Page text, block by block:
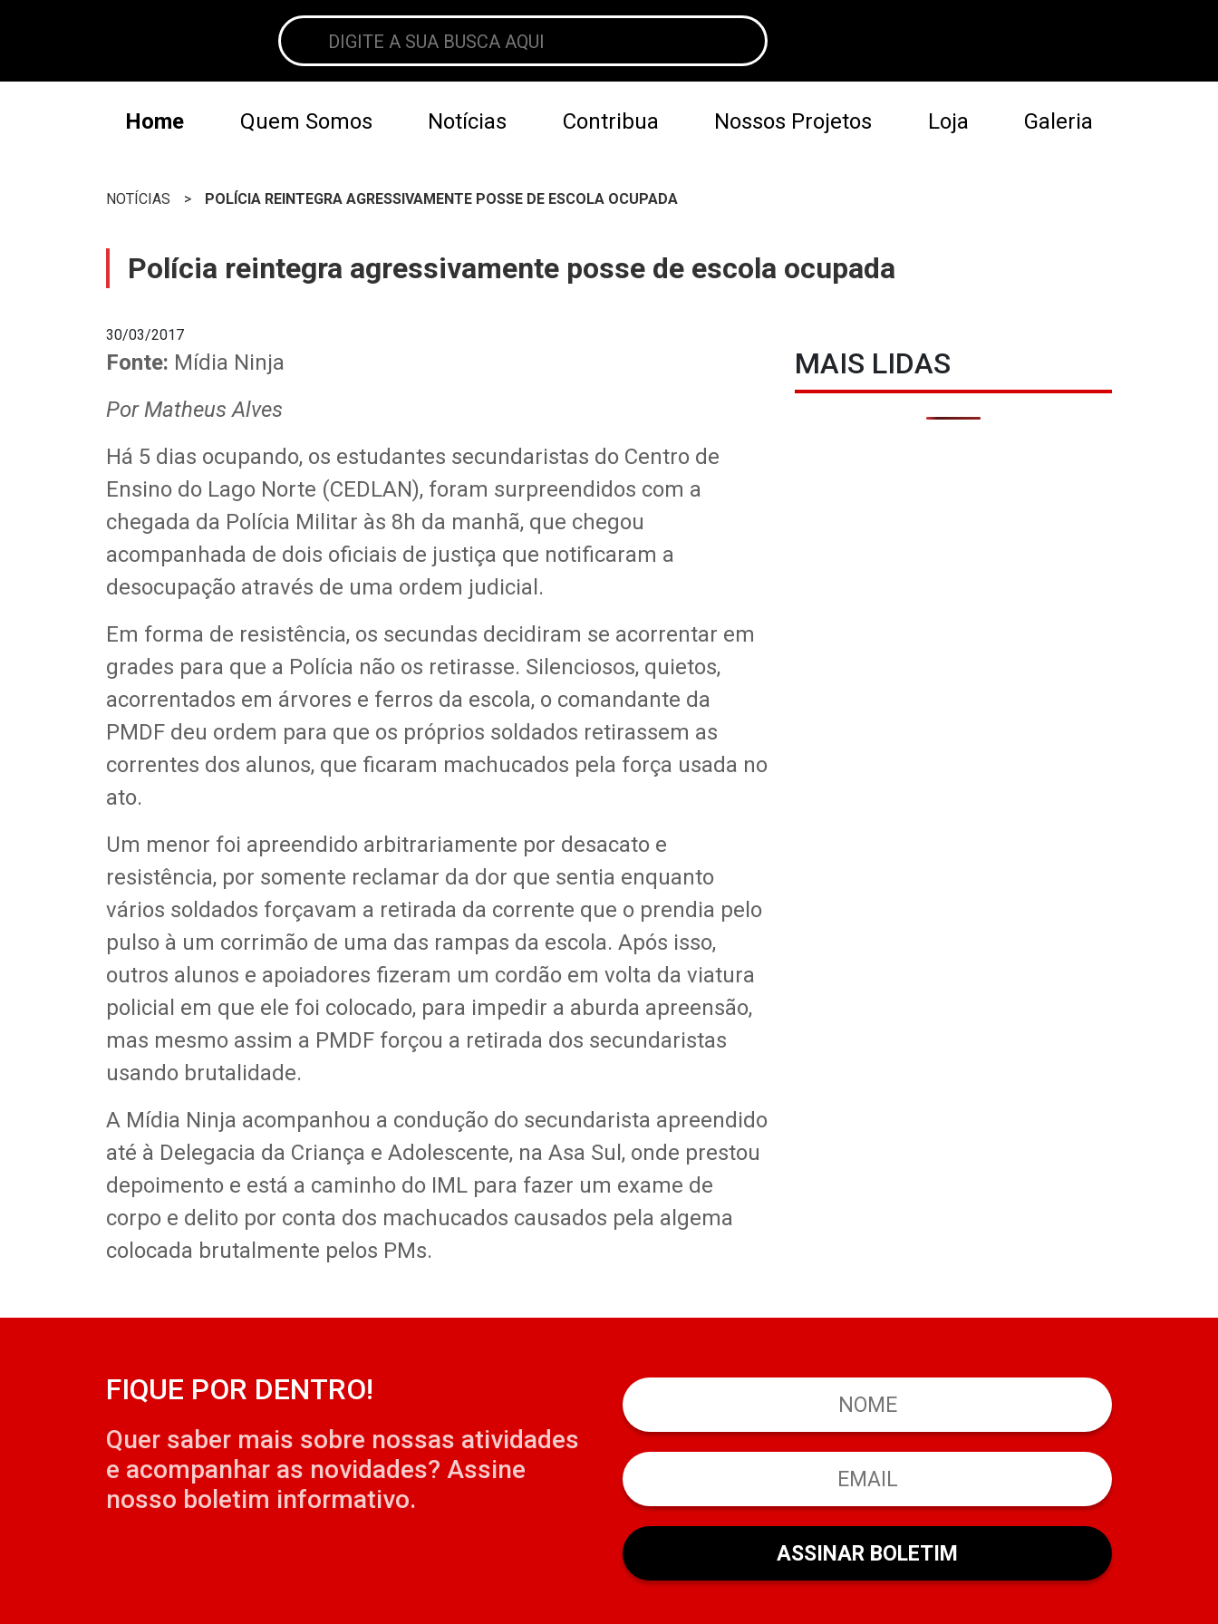
Home Quem Somos Notícias Contribua Nossos Projetos Loja Galeria
NOTÍCIAS > POLÍCIA REINTEGRA AGRESSIVAMENTE POSSE DE ESCOLA OCUPADA
Polícia reintegra agressivamente posse de escola ocupada
30/03/2017
Fonte: Mídia Ninja
Por Matheus Alves
Há 5 dias ocupando, os estudantes secundaristas do Centro de
Ensino do Lago Norte (CEDLAN), foram surpreendidos com a
chegada da Polícia Militar às 8h da manhã, que chegou
acompanhada de dois oficiais de justiça que notificaram a
desocupação através de uma ordem judicial.
Em forma de resistência, os secundas decidiram se acorrentar em
grades para que a Polícia não os retirasse. Silenciosos, quietos,
acorrentados em árvores e ferros da escola, o comandante da
PMDF​ deu ordem para que os próprios soldados retirassem as
correntes dos alunos, que ficaram machucados pela força usada no
ato.
Um menor foi apreendido arbitrariamente por desacato e
resistência, por somente reclamar da dor que sentia enquanto
vários soldados forçavam a retirada da corrente que o prendia pelo
pulso à um corrimão de uma das rampas da escola. Após isso,
outros alunos e apoiadores fizeram um cordão em volta da viatura
policial em que ele foi colocado, para impedir a aburda apreensão,
mas mesmo assim a PMDF forçou a retirada dos secundaristas
usando brutalidade.
A Mídia Ninja acompanhou a condução do secundarista apreendido
até à Delegacia da Criança e Adolescente, na Asa Sul, onde prestou
depoimento e está a caminho do IML para fazer um exame de
corpo e delito por conta dos machucados causados pela algema
colocada brutalmente pelos PMs.
MAIS LIDAS
FIQUE POR DENTRO!
Quer saber mais sobre nossas atividades
e acompanhar as novidades? Assine
nosso boletim informativo.